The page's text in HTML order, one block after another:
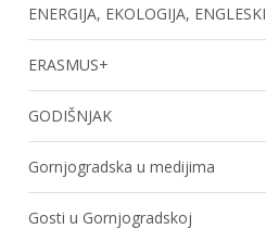
ENERGIJA, EKOLOGIJA, ENGLESKI
ERASMUS+
GODIŠNJAK
Gornjogradska u medijima
Gosti u Gornjogradskoj